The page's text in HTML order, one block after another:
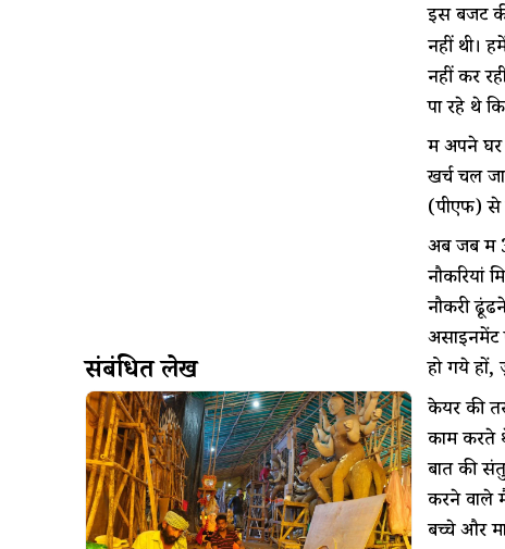
संबंधित लेख
इस बजट
नहीं थी।
नहीं कर
पा रहे थे
मैं अपने घर
खर्च चल
(पीएफ) से
अब जब मैं
नौकरियां
नौकरी
असाइनमेंट
हो गये
केयर की
काम करते
बात की
करने वाले
बच्चे और